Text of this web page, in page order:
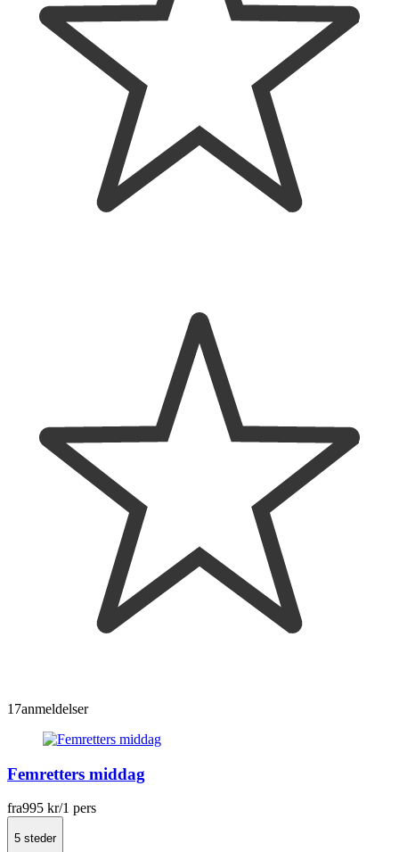
17anmeldelser
Femretters middag
fra995 kr/1 pers
5 steder